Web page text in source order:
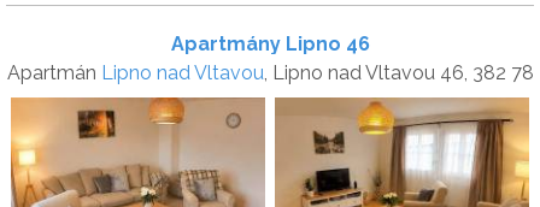
Apartmány Lipno 46
Apartmán Lipno nad Vltavou, Lipno nad Vltavou 46, 382 78